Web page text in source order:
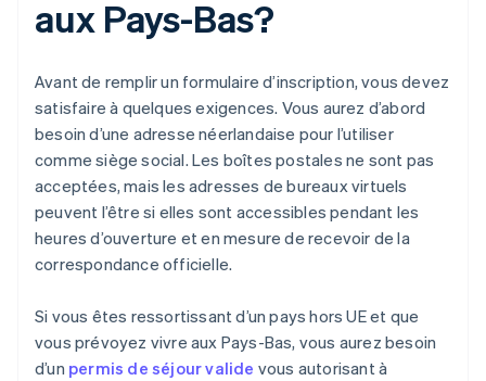
aux Pays-Bas?
Avant de remplir un formulaire d’inscription, vous devez
satisfaire à quelques exigences. Vous aurez d’abord
besoin d’une adresse néerlandaise pour l’utiliser
comme siège social. Les boîtes postales ne sont pas
acceptées, mais les adresses de bureaux virtuels
peuvent l’être si elles sont accessibles pendant les
heures d’ouverture et en mesure de recevoir de la
correspondance officielle.
Si vous êtes ressortissant d’un pays hors UE et que
vous prévoyez vivre aux Pays-Bas, vous aurez besoin
d’un permis de séjour valide vous autorisant à